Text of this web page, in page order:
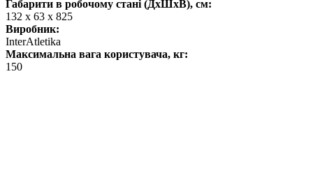
Габарити в робочому стані (ДхШхВ), см:
132 х 63 х 825
Виробник:
InterAtletika
Максимальна вага користувача, кг:
150